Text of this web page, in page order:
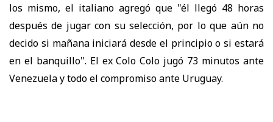
los mismo, el italiano agregó que "él llegó 48 horas
después de jugar con su selección, por lo que aún no
decido si mañana iniciará desde el principio o si estará
en el banquillo". El ex Colo Colo jugó 73 minutos ante
Venezuela y todo el compromiso ante Uruguay.